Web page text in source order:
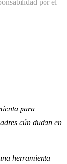
por el
para
aún dudan en
herramienta